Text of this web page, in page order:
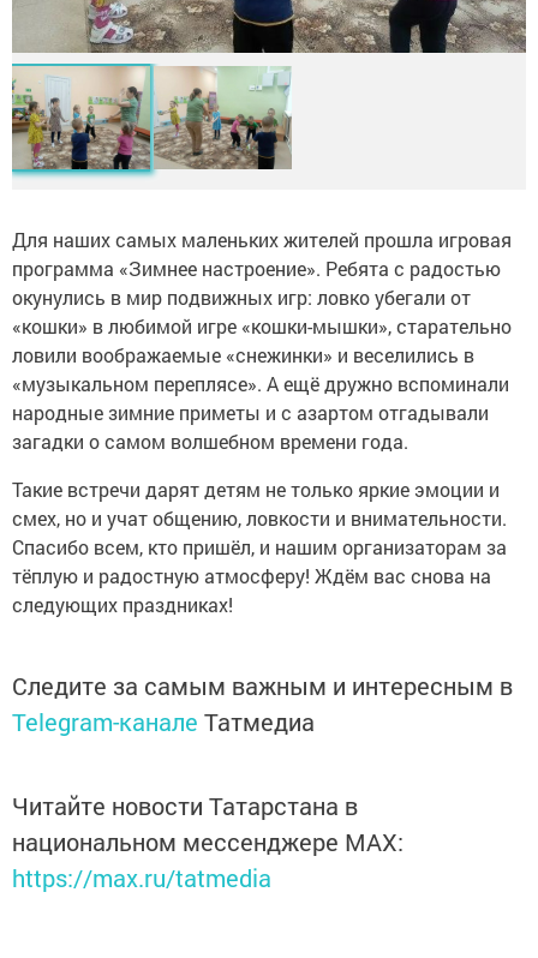
Для наших самых маленьких жителей прошла игровая
программа «Зимнее настроение». Ребята с радостью
окунулись в мир подвижных игр: ловко убегали от
«кошки» в любимой игре «кошки-мышки», старательно
ловили воображаемые «снежинки» и веселились в
«музыкальном переплясе». А ещё дружно вспоминали
народные зимние приметы и с азартом отгадывали
загадки о самом волшебном времени года.
Такие встречи дарят детям не только яркие эмоции и
смех, но и учат общению, ловкости и внимательности.
Спасибо всем, кто пришёл, и нашим организаторам за
тёплую и радостную атмосферу! Ждём вас снова на
следующих праздниках!
Следите за самым важным и интересным в
Telegram-канале Татмедиа
Читайте новости Татарстана в
национальном мессенджере MАХ:
https://max.ru/tatmedia